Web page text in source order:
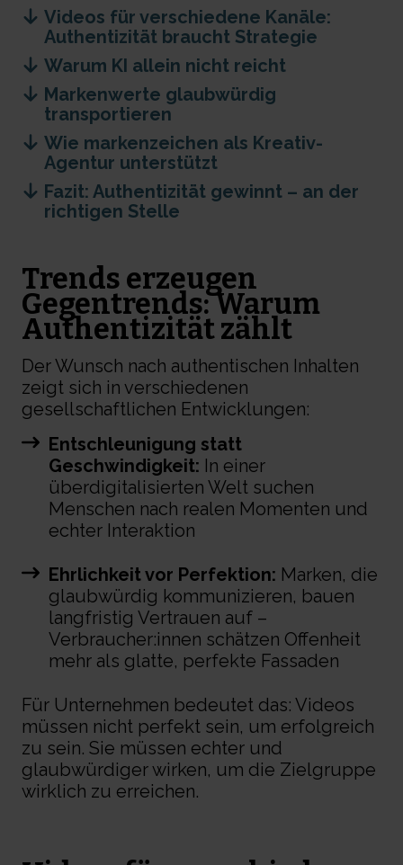
Videos für verschiedene Kanäle:
Authentizität braucht Strategie
Warum KI allein nicht reicht
Markenwerte glaubwürdig
transportieren
Wie markenzeichen als Kreativ-
Agentur unterstützt
Fazit: Authentizität gewinnt – an der
richtigen Stelle
Trends erzeugen
Gegentrends: Warum
Authentizität zählt
Der Wunsch nach authentischen Inhalten
zeigt sich in verschiedenen
gesellschaftlichen Entwicklungen:
Entschleunigung statt
Geschwindigkeit: In einer
überdigitalisierten Welt suchen
Menschen nach realen Momenten und
echter Interaktion
Ehrlichkeit vor Perfektion: Marken, die
glaubwürdig kommunizieren, bauen
langfristig Vertrauen auf –
Verbraucher:innen schätzen Offenheit
mehr als glatte, perfekte Fassaden
Für Unternehmen bedeutet das: Videos
müssen nicht perfekt sein, um erfolgreich
zu sein. Sie müssen echter und
glaubwürdiger wirken, um die Zielgruppe
wirklich zu erreichen.